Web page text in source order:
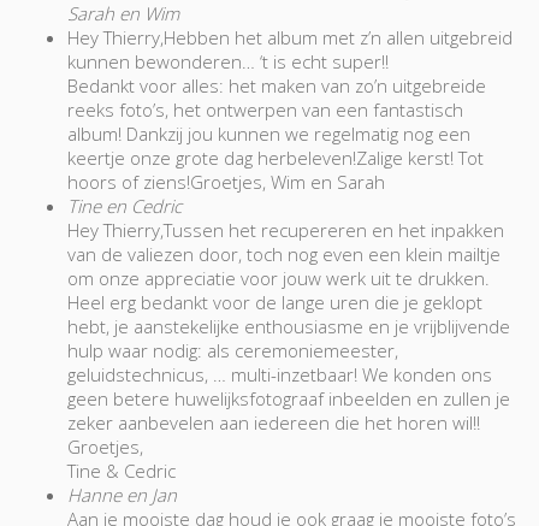
Sarah en Wim
Hey Thierry,Hebben het album met z’n allen uitgebreid
kunnen bewonderen… ‘t is echt super!!
Bedankt voor alles: het maken van zo’n uitgebreide
reeks foto’s, het ontwerpen van een fantastisch
album! Dankzij jou kunnen we regelmatig nog een
keertje onze grote dag herbeleven!Zalige kerst! Tot
hoors of ziens!Groetjes, Wim en Sarah
Tine en Cedric
Hey Thierry,Tussen het recupereren en het inpakken
van de valiezen door, toch nog even een klein mailtje
om onze appreciatie voor jouw werk uit te drukken.
Heel erg bedankt voor de lange uren die je geklopt
hebt, je aanstekelijke enthousiasme en je vrijblijvende
hulp waar nodig: als ceremoniemeester,
geluidstechnicus, … multi-inzetbaar! We konden ons
geen betere huwelijksfotograaf inbeelden en zullen je
zeker aanbevelen aan iedereen die het horen wil!!
Groetjes,
Tine & Cedric
Hanne en Jan
Aan je mooiste dag houd je ook graag je mooiste foto’s